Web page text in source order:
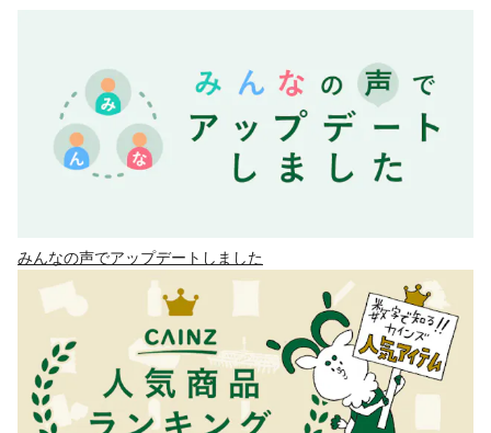
みんなの声でアップデートしました